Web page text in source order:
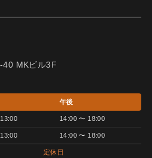
MKビル3F
午後
14:00 〜 18:00
14:00 〜 18:00
定休日